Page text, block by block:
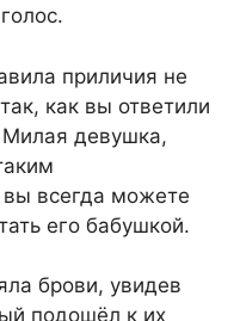
приличия не
как вы ответили
Милая девушка,
всегда можете
его бабушкой.
брови, увидев
подошёл к их